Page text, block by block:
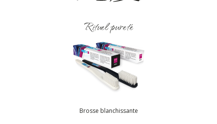
Rituel pureté
Brosse blanchissante